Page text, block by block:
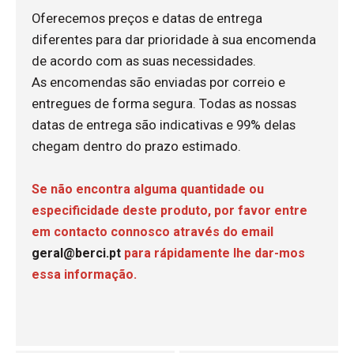
Oferecemos preços e datas de entrega
diferentes para dar prioridade à sua encomenda
de acordo com as suas necessidades.
As encomendas são enviadas por correio e
entregues de forma segura. Todas as nossas
datas de entrega são indicativas e 99% delas
chegam dentro do prazo estimado.
Se não encontra alguma quantidade ou
especificidade deste produto, por favor entre
em contacto connosco através do email
geral@berci.pt para rápidamente lhe dar-mos
essa informação.